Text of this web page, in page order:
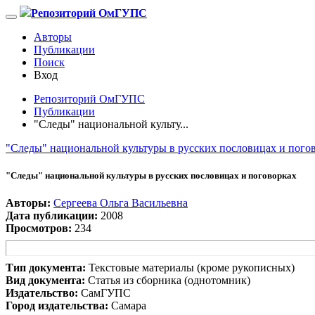
Репозиторий ОмГУПС
Авторы
Публикации
Поиск
Вход
Репозиторий ОмГУПС
Публикации
"Следы" национальной культу...
"Следы" национальной культуры в русских пословицах и
"Следы" национальной культуры в русских пословицах и поговорках
Авторы: Сергеева Ольга Васильевна
Дата публикации: 2008
Просмотров: 234
Тип документа: Текстовые материалы (кроме рукописных)
Вид документа: Статья из сборника (однотомник)
Издательство: СамГУПС
Город издательства: Самара